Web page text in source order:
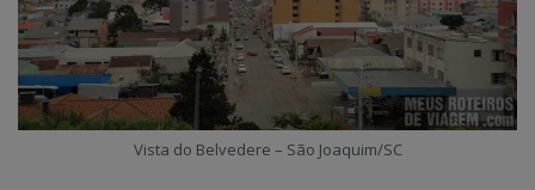
Vista do Belvedere – São Joaquim/SC